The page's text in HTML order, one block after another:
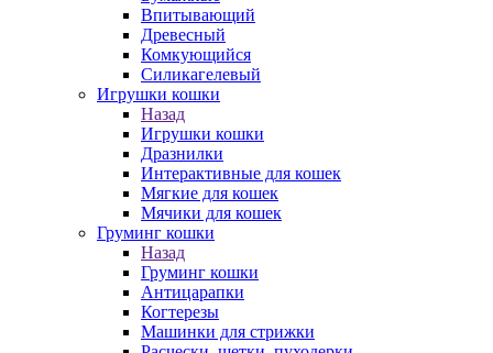
Впитывающий
Древесный
Комкующийся
Силикагелевый
Игрушки кошки
Назад
Игрушки кошки
Дразнилки
Интерактивные для кошек
Мягкие для кошек
Мячики для кошек
Груминг кошки
Назад
Груминг кошки
Антицарапки
Когтерезы
Машинки для стрижки